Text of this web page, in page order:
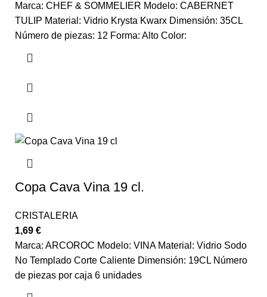
Marca: CHEF & SOMMELIER Modelo: CABERNET
TULIP Material: Vidrio Krysta Kwarx Dimensión: 35CL
Número de piezas: 12 Forma: Alto Color:
Copa Cava Vina 19 cl.
CRISTALERIA
1,69 €
Marca: ARCOROC Modelo: VINA Material: Vidrio Sodo
No Templado Corte Caliente Dimensión: 19CL Número
de piezas por caja 6 unidades